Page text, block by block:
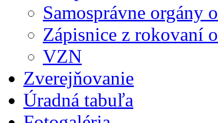
Samosprávne orgány
Zápisnice z rokovaní
VZN
Zverejňovanie
Úradná tabuľa